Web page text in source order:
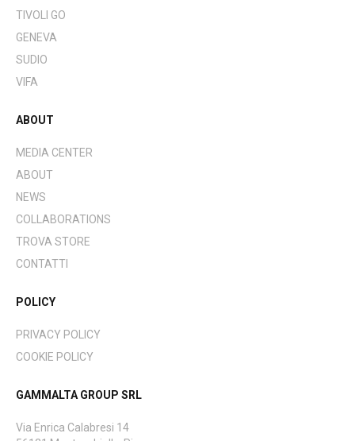
TIVOLI GO
GENEVA
SUDIO
VIFA
ABOUT
MEDIA CENTER
ABOUT
NEWS
COLLABORATIONS
TROVA STORE
CONTATTI
POLICY
PRIVACY POLICY
COOKIE POLICY
GAMMALTA GROUP SRL
Via Enrica Calabresi 14